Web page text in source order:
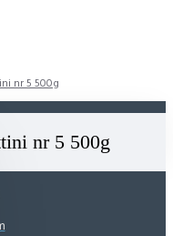
nr 5 500g
nr 5 500g